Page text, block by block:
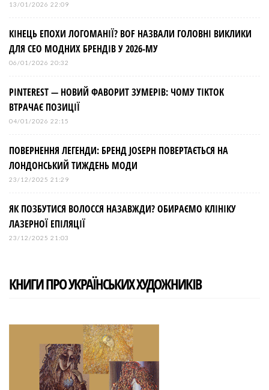
13/01/2026 22:09
КІНЕЦЬ ЕПОХИ ЛОГОМАНІЇ? BOF НАЗВАЛИ ГОЛОВНІ ВИКЛИКИ
ДЛЯ СЕО МОДНИХ БРЕНДІВ У 2026-МУ
06/01/2026 20:32
PINTEREST — НОВИЙ ФАВОРИТ ЗУМЕРІВ: ЧОМУ TIKTOK
ВТРАЧАЄ ПОЗИЦІЇ
04/01/2026 22:15
ПОВЕРНЕННЯ ЛЕГЕНДИ: БРЕНД JOSEPH ПОВЕРТАЄТЬСЯ НА
ЛОНДОНСЬКИЙ ТИЖДЕНЬ МОДИ
23/12/2025 21:29
ЯК ПОЗБУТИСЯ ВОЛОССЯ НАЗАВЖДИ? ОБИРАЄМО КЛІНІКУ
ЛАЗЕРНОЇ ЕПІЛЯЦІЇ
23/12/2025 21:03
КНИГИ ПРО УКРАЇНСЬКИХ ХУДОЖНИКІВ